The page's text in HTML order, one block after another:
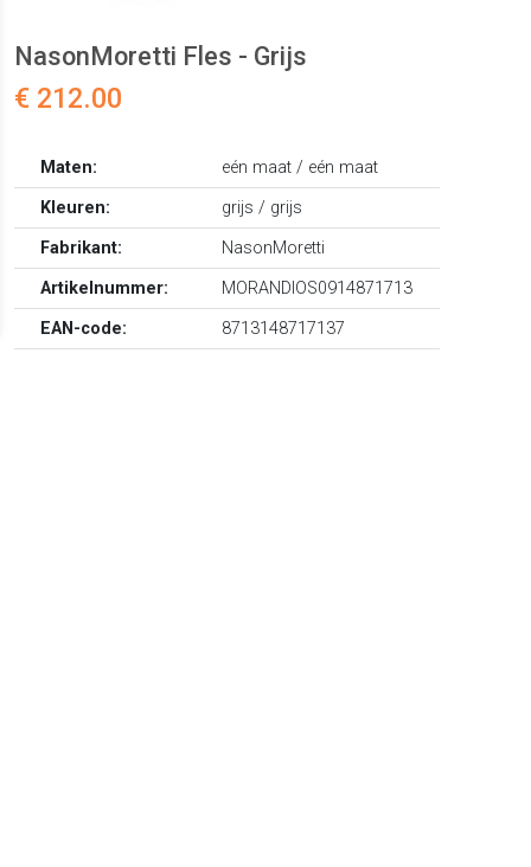
NasonMoretti Fles - Grijs
€ 212.00
Maten:
eén maat / eén maat
Kleuren:
grijs / grijs
Fabrikant:
NasonMoretti
Artikelnummer:
MORANDIOS0914871713
EAN-code:
8713148717137